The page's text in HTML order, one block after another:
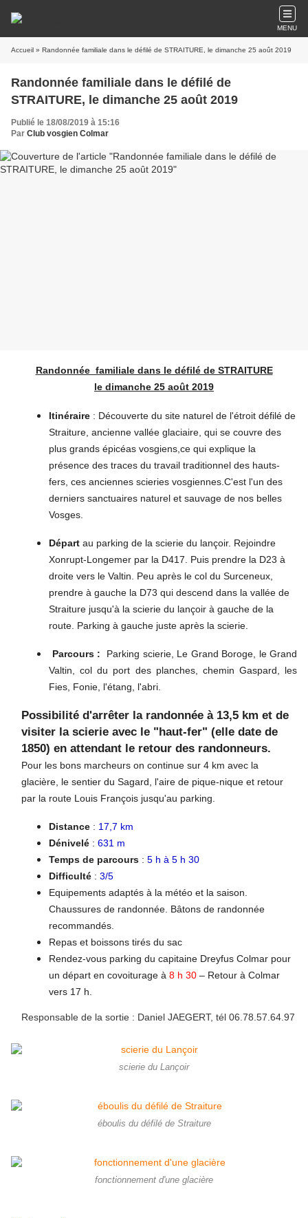
MENU
Accueil » Randonnée familiale dans le défilé de STRAITURE, le dimanche 25 août 2019
Randonnée familiale dans le défilé de
STRAITURE, le dimanche 25 août 2019
Publié le 18/08/2019 à 15:16
Par Club vosgien Colmar
Randonnée familiale dans le défilé de STRAITURE
le dimanche 25 août 2019
Itinéraire : Découverte du site naturel de l'étroit défilé de
Straiture, ancienne vallée glaciaire, qui se couvre des
plus grands épicéas vosgiens,ce qui explique la
présence des traces du travail traditionnel des hauts-
fers, ces anciennes scieries vosgiennes.C'est l'un des
derniers sanctuaires naturel et sauvage de nos belles
Vosges.
Départ au parking de la scierie du lançoir. Rejoindre
Xonrupt-Longemer par la D417. Puis prendre la D23 à
droite vers le Valtin. Peu après le col du Surceneux,
prendre à gauche la D73 qui descend dans la vallée de
Straiture jusqu'à la scierie du lançoir à gauche de la
route. Parking à gauche juste après la scierie.
Parcours :
Parking scierie, Le Grand Boroge, le Grand
Valtin, col du port des planches, chemin Gaspard, les
Fies, Fonie, l'étang, l'abri.
Possibilité d'arrêter la randonnée à 13,5 km et de
visiter la scierie avec le "haut-fer" (elle date de
1850) en attendant le retour des randonneurs.
Pour les bons marcheurs on continue sur 4 km avec la
glacière, le sentier du Sagard, l'aire de pique-nique et retour
par la route Louis François jusqu'au parking.
Distance : 17,7 km
Dénivelé : 631 m
Temps de parcours : 5 h à 5 h 30
Difficulté : 3/5
Equipements adaptés à la météo et la saison.
Chaussures de randonnée. Bâtons de randonnée
recommandés.
Repas et boissons tirés du sac
Rendez-vous parking du capitaine Dreyfus Colmar pour
un départ en covoiturage à 8 h 30 – Retour à Colmar
vers 17 h.
Responsable de la sortie : Daniel JAEGERT, tél 06.78.57.64.97
scierie du Lançoir
éboulis du défilé de Straiture
fonctionnement d'une glacière